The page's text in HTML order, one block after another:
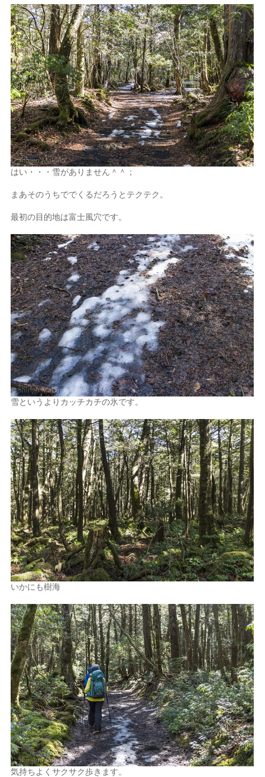
はい・・・雪がありません＾＾；
まあそのうちででくるだろうとテクテク。
最初の目的地は富士風穴です。
雪というよりカッチカチの氷です。
いかにも樹海
気持ちよくサクサク歩きます。